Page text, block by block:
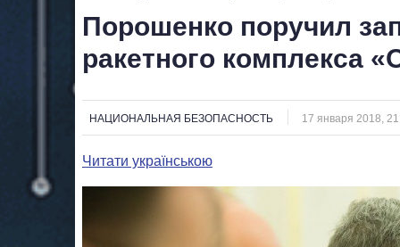
Порошенко поручил
ракетного комплекса
НАЦИОНАЛЬНАЯ БЕЗОПАСНОСТЬ 17 января 2018,
Читати українською